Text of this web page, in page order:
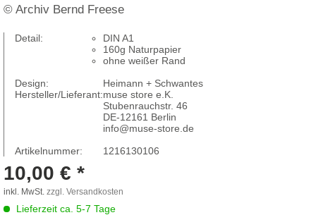
© Archiv Bernd Freese
Detail:
DIN A1
160g Naturpapier
ohne weißer Rand
Design:
Heimann + Schwantes
Hersteller/Lieferant:muse store e.K.
Stubenrauchstr. 46
DE-12161 Berlin
info@muse-store.de
Artikelnummer:
1216130106
10,00 € *
inkl. MwSt. zzgl. Versandkosten
Lieferzeit ca. 5-7 Tage